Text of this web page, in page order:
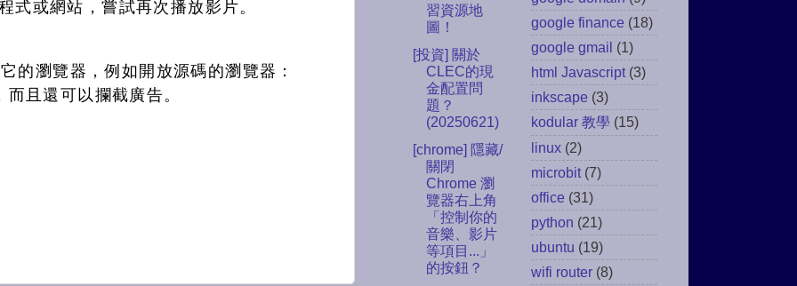
式或網站，嘗試再次播放影片。
的瀏覽器，例如開放源碼的瀏覽器：
且還可以攔截廣告。
習資源地
圖！
[投資] 關於
CLEC的現
金配置問
題？
(20250621)
[chrome] 隱藏/
關閉
Chrome 瀏
覽器右上角
「控制你的
音樂、影片
等項目...」
的按鈕？
google finance (18)
google gmail (1)
html Javascript (3)
inkscape (3)
kodular 教學 (15)
linux (2)
microbit (7)
office (31)
python (21)
ubuntu (19)
wifi router (8)